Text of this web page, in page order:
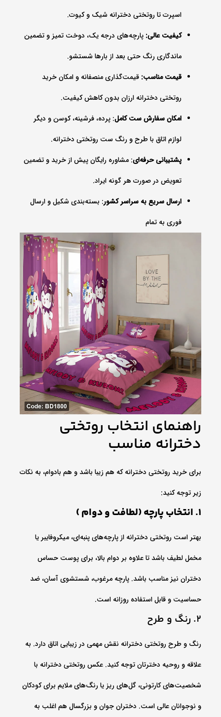
اسپرت تا روتختی دخترانه شیک و کیوت.
کیفیت عالی: پارچه‌های درجه یک، دوخت تمیز و تضمین
ماندگاری رنگ حتی بعد از بارها شستشو.
قیمت مناسب: قیمت‌گذاری منصفانه و امکان خرید
روتختی دخترانه ارزان بدون کاهش کیفیت.
امکان سفارش ست کامل: پرده، فرشینه، کوسن و دیگر
لوازم اتاق با طرح و رنگ ست روتختی دخترانه.
پشتیبانی حرفه‌ای: مشاوره رایگان پیش از خرید و تضمین
تعویض در صورت هر گونه ایراد.
ارسال سریع به سراسر کشور: بسته‌بندی شکیل و ارسال
فوری به تمام
راهنمای انتخاب روتختی
دخترانه مناسب
برای خرید روتختی دخترانه که هم زیبا باشد و هم بادوام، به نکات
زیر توجه کنید:
1. انتخاب پارچه (لطافت و دوام )
بهتر است روتختی دخترانه از پارچه‌های پنبه‌ای، میکروفایبر یا
مخمل لطیف باشد تا علاوه بر دوام بالا، برای پوست حساس
دختران نیز مناسب باشد. پارچه مرغوب، شستشوی آسان، ضد
حساسیت و قابل استفاده روزانه است.
2. رنگ و طرح
رنگ و طرح روتختی دخترانه نقش مهمی در زیبایی اتاق دارد. به
علاقه و روحیه دخترتان توجه کنید. عکس روتختی دخترانه با
شخصیت‌های کارتونی، گل‌های ریز یا رنگ‌های ملایم برای کودکان
و نوجوانان عالی است. دختران جوان و بزرگسال هم اغلب به